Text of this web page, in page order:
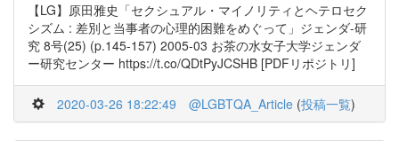
【LG】原田雅史「セクシュアル・マイノリティとヘテロセク
シズム : 差別と当事者の心理的困難をめぐって」ジェンダ-研
究 8号(25) (p.145-157) 2005-03 お茶の水女子大学ジェンダ
ー研究センター https://t.co/QDtPyJCSHB [PDFリポジトリ]
2020-03-26 18:22:49 @LGBTQA_Article (投稿一覧)